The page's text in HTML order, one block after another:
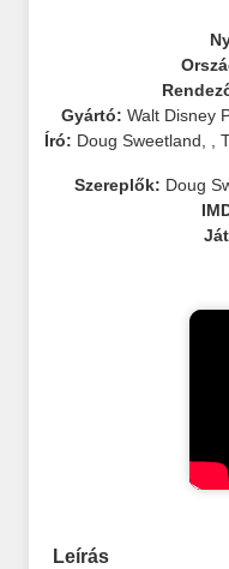
Gyártó: Walt Disney
Író: Doug Sweetland
Szereplők: Doug
Leírás